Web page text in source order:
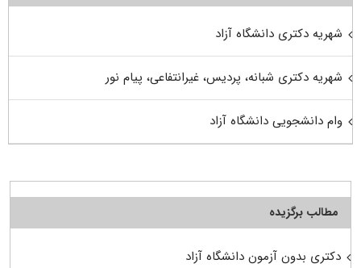
شهریه دکتری دانشگاه آزاد
شهریه دکتری شبانه، پردیس، غیرانتفاعی، پیام نور
وام دانشجویی دانشگاه آزاد
مطالب برگزیده
دکتری بدون آزمون دانشگاه آزاد